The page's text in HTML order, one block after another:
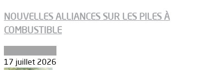
NOUVELLES ALLIANCES SUR LES PILES À
COMBUSTIBLE
17 juillet 2026